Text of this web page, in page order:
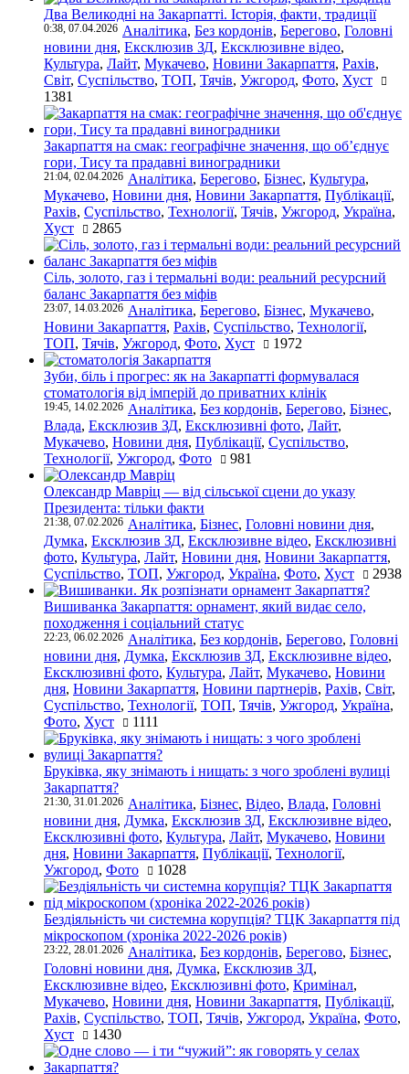
Два Великодні на Закарпатті. Історія, факти, традиції
0:38, 07.04.2026 Аналітика, Без кордонів, Берегово, Головні
новини дня, Ексклюзив ЗД, Ексклюзивне відео,
Культура, Лайт, Мукачево, Новини Закарпаття, Рахів,
Світ, Суспільство, ТОП, Тячів, Ужгород, Фото, Хуст
1381
Закарпаття на смак: географічне значення, що об’єднує
гори, Тису та прадавні виноградники
21:04, 02.04.2026 Аналітика, Берегово, Бізнес, Культура,
Мукачево, Новини дня, Новини Закарпаття, Публікації,
Рахів, Суспільство, Технології, Тячів, Ужгород, Україна,
Хуст
2865
Сіль, золото, газ і термальні води: реальний ресурсний
баланс Закарпаття без міфів
23:07, 14.03.2026 Аналітика, Берегово, Бізнес, Мукачево,
Новини Закарпаття, Рахів, Суспільство, Технології,
ТОП, Тячів, Ужгород, Фото, Хуст 1972
Зуби, біль і прогрес: як на Закарпатті формувалася
стоматологія від імперій до приватних клінік
19:45, 14.02.2026 Аналітика, Без кордонів, Берегово, Бізнес,
Влада, Ексклюзив ЗД, Ексклюзивні фото, Лайт,
Мукачево, Новини дня, Публікації, Суспільство,
Технології, Ужгород, Фото 981
Олександр Мавріц — від сільської сцени до указу
Президента: тільки факти
21:38, 07.02.2026 Аналітика, Бізнес, Головні новини дня,
Думка, Ексклюзив ЗД, Ексклюзивне відео, Ексклюзивні
фото, Культура, Лайт, Новини дня, Новини Закарпаття,
Суспільство, ТОП, Ужгород, Україна, Фото, Хуст 2938
Вишиванка Закарпаття: орнамент, який видає село,
походження і соціальний статус
22:23, 06.02.2026 Аналітика, Без кордонів, Берегово, Головні
новини дня, Думка, Ексклюзив ЗД, Ексклюзивне відео,
Ексклюзивні фото, Культура, Лайт, Мукачево, Новини
дня, Новини Закарпаття, Новини партнерів, Рахів, Світ,
Суспільство, Технології, ТОП, Тячів, Ужгород, Україна,
Фото, Хуст 1111
Бруківка, яку знімають і нищать: з чого зроблені вулиці
Закарпаття?
21:30, 31.01.2026 Аналітика, Бізнес, Відео, Влада, Головні
новини дня, Думка, Ексклюзив ЗД, Ексклюзивне відео,
Ексклюзивні фото, Культура, Лайт, Мукачево, Новини
дня, Новини Закарпаття, Публікації, Технології,
Ужгород, Фото 1028
Бездіяльність чи системна корупція? ТЦК Закарпаття під
мікроскопом (хроніка 2022-2026 років)
23:22, 28.01.2026 Аналітика, Без кордонів, Берегово, Бізнес,
Головні новини дня, Думка, Ексклюзив ЗД,
Ексклюзивне відео, Ексклюзивні фото, Кримінал,
Мукачево, Новини дня, Новини Закарпаття, Публікації,
Рахів, Суспільство, ТОП, Тячів, Ужгород, Україна, Фото,
Хуст
1430